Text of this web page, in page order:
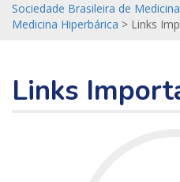
Sociedade Brasileira de
Medicina Hiperbárica > Links
Links